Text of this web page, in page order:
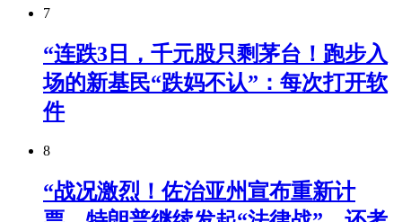
7
“连跌3日，千元股只剩茅台！跑步入
场的新基民“跌妈不认”：每次打开软
件
8
“战况激烈！佐治亚州宣布重新计